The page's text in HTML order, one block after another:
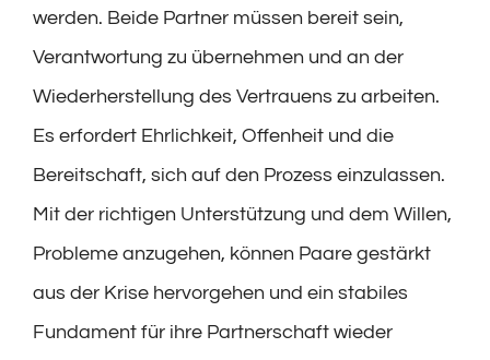
werden. Beide Partner müssen bereit sein,
Verantwortung zu übernehmen und an der
Wiederherstellung des Vertrauens zu arbeiten.
Es erfordert Ehrlichkeit, Offenheit und die
Bereitschaft, sich auf den Prozess einzulassen.
Mit der richtigen Unterstützung und dem Willen,
Probleme anzugehen, können Paare gestärkt
aus der Krise hervorgehen und ein stabiles
Fundament für ihre Partnerschaft wieder